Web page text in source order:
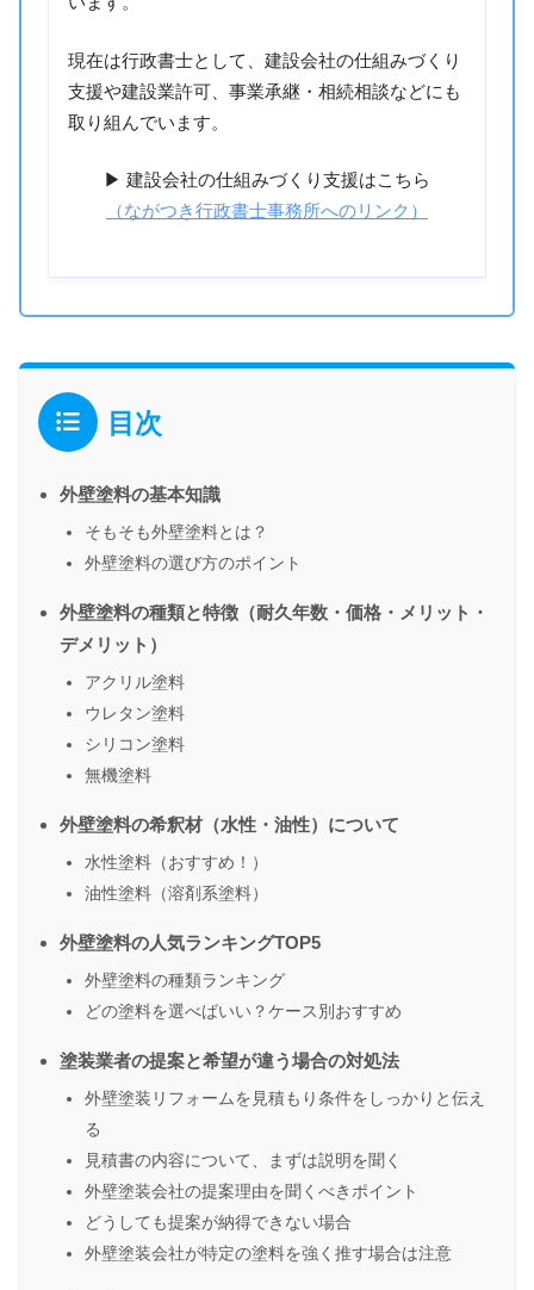
現在は行政書士として、建設会社の仕組みづくり
支援や建設業許可、事業承継・相続相談などにも
取り組んでいます。
▶ 建設会社の仕組みづくり支援はこちら
（ながつき行政書士事務所へのリンク）
目次
外壁塗料の基本知識
そもそも外壁塗料とは？
外壁塗料の選び方のポイント
外壁塗料の種類と特徴（耐久年数・価格・メリット・
デメリット）
アクリル塗料
ウレタン塗料
シリコン塗料
無機塗料
外壁塗料の希釈材（水性・油性）について
水性塗料（おすすめ！）
油性塗料（溶剤系塗料）
外壁塗料の人気ランキングTOP5
外壁塗料の種類ランキング
どの塗料を選べばいい？ケース別おすすめ
塗装業者の提案と希望が違う場合の対処法
外壁塗装リフォームを見積もり条件をしっかりと伝え
る
見積書の内容について、まずは説明を聞く
外壁塗装会社の提案理由を聞くべきポイント
どうしても提案が納得できない場合
外壁塗装会社が特定の塗料を強く推す場合は注意